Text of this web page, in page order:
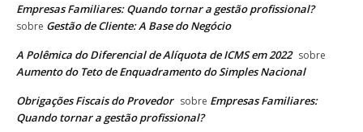
Empresas Familiares: Quando tornar a gestão profissional?
sobre Gestão de Cliente: A Base do Negócio
A Polêmica do Diferencial de Alíquota de ICMS em 2022 sobre
Aumento do Teto de Enquadramento do Simples Nacional
Obrigações Fiscais do Provedor sobre Empresas Familiares:
Quando tornar a gestão profissional?